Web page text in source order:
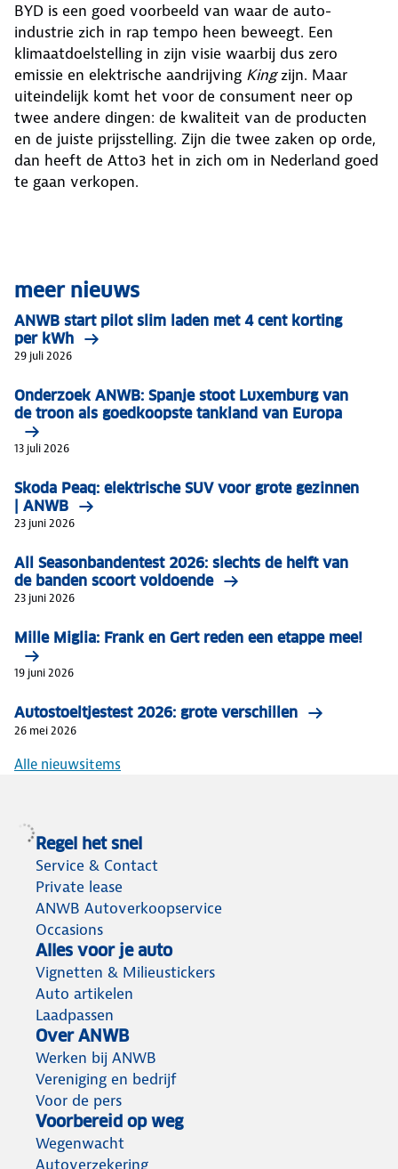
BYD is een goed voorbeeld van waar de auto-
industrie zich in rap tempo heen beweegt. Een
klimaatdoelstelling in zijn visie waarbij dus zero
emissie en elektrische aandrijving Kingzijn. Maar
uiteindelijk komt het voor de consument neer op
twee andere dingen: de kwaliteit van de producten
en de juiste prijsstelling. Zijn die twee zaken op orde,
dan heeft de Atto3 het in zich om in Nederland goed
te gaan verkopen.
meer nieuws
ANWB start pilot slim laden met 4 cent korting
per kWh
29 juli 2026
Onderzoek ANWB: Spanje stoot Luxemburg van
de troon als goedkoopste tankland van Europa
13 juli 2026
Skoda Peaq: elektrische SUV voor grote gezinnen
| ANWB
23 juni 2026
All Seasonbandentest 2026: slechts de helft van
de banden scoort voldoende
23 juni 2026
Mille Miglia: Frank en Gert reden een etappe mee!
19 juni 2026
Autostoeltjestest 2026: grote verschillen
26 mei 2026
Alle nieuwsitems
Regel het snel
Service & Contact
Private lease
ANWB Autoverkoopservice
Occasions
Alles voor je auto
Vignetten & Milieustickers
Auto artikelen
Laadpassen
Over ANWB
Werken bij ANWB
Vereniging en bedrijf
Voor de pers
Voorbereid op weg
Wegenwacht
Autoverzekering